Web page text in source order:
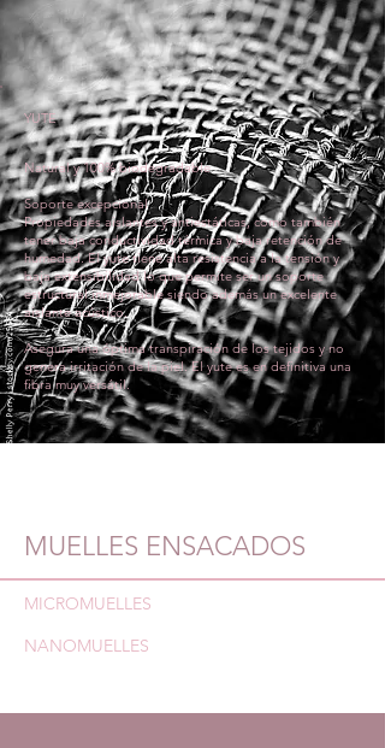
YUTE
Natural y 100% biodegradable
Soporte excepcional
Propiedades aislantes y antiestáticas, como también
tener baja conductividad térmica y baja retención de
humedad. El yute tiene alta resistencia a la tensión y
baja extensibilidad lo que permite ser un soporte
estructural inmejorable siendo además un excelente
aislante acústico.
Asegura una óptima transpiración de los tejidos y no
genera irritación de la piel. El yute es en definitiva una
fibra muy versátil.
MUELLES ENSACADOS
MICROMUELLES
NANOMUELLES